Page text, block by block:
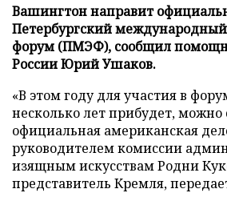
Вашингтон направит
Петербургский
форум (ПМЭФ), сообщил
России Юрий Ушаков.
«В этом году для участия в
несколько лет прибудет, можно
официальная американская
руководителем комиссии
изящным искусствам Родни
представитель Кремля,